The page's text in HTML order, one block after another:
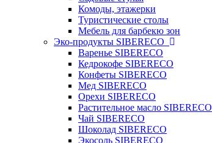
Комоды, этажерки
Туристические столы
Мебель для барбекю зон
Эко-продукты SIBERECO
Варенье SIBERECO
Кедрокофе SIBERECO
Конфеты SIBERECO
Мед SIBERECO
Орехи SIBERECO
Растительное масло SIBERECO
Чай SIBERECO
Шоколад SIBERECO
Экосоль SIBERECO